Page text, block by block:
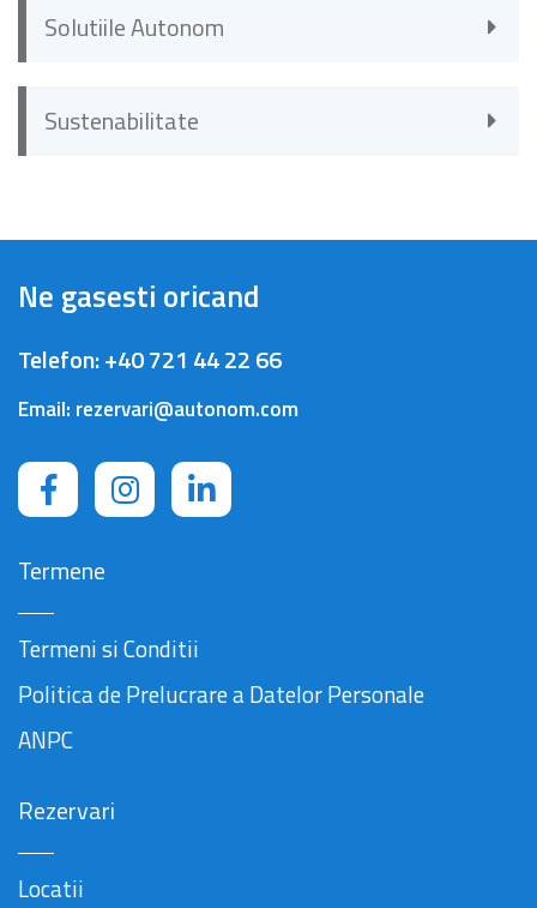
Solutiile Autonom
Sustenabilitate
Ne gasesti oricand
Telefon:+40 721 44 22 66
Email: rezervari@autonom.com
Termene
Termeni si Conditii
Politica de Prelucrare a Datelor Personale
ANPC
Rezervari
Locatii